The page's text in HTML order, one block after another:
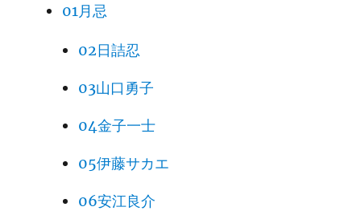
01月忌
02日詰忍
03山口勇子
04金子一士
05伊藤サカエ
06安江良介